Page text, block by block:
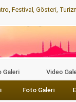
Festival, Gösteri,
Video Galeri
Galeri Video
Foto Galeri